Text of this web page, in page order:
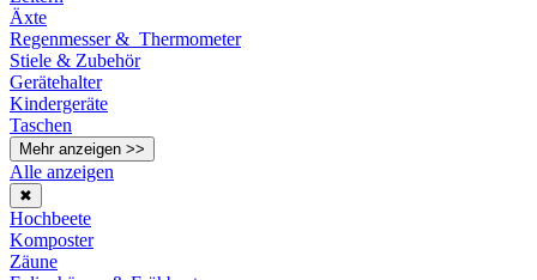
Äxte
Regenmesser & Thermometer
Stiele & Zubehör
Gerätehalter
Kindergeräte
Taschen
Mehr anzeigen >>
Alle anzeigen
✖
Hochbeete
Komposter
Zäune